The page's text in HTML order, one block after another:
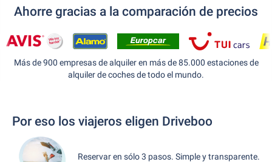
Ahorre gracias a la comparación de precios
Más de 900 empresas de alquiler en más de 85.000 estaciones de
alquiler de coches de todo el mundo.
Por eso los viajeros eligen Driveboo
Reservar en sólo 3 pasos. Simple y transparente.